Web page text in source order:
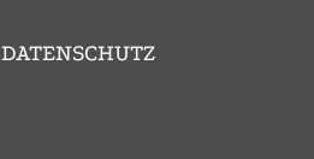
DATENSCHUTZ